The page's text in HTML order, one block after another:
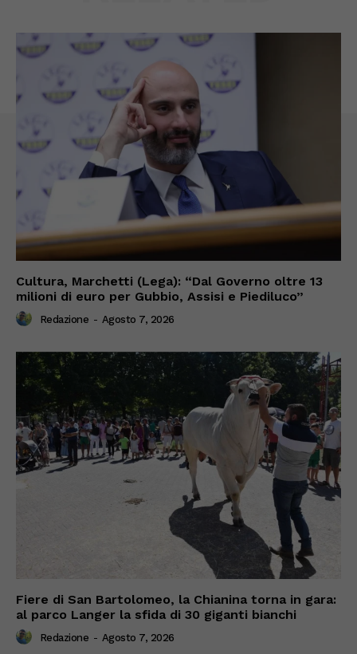
Cultura, Marchetti (Lega): “Dal Governo oltre 13
milioni di euro per Gubbio, Assisi e Piediluco”
Redazione - Agosto 7, 2026
Fiere di San Bartolomeo, la Chianina torna in gara:
al parco Langer la sfida di 30 giganti bianchi
Redazione - Agosto 7, 2026